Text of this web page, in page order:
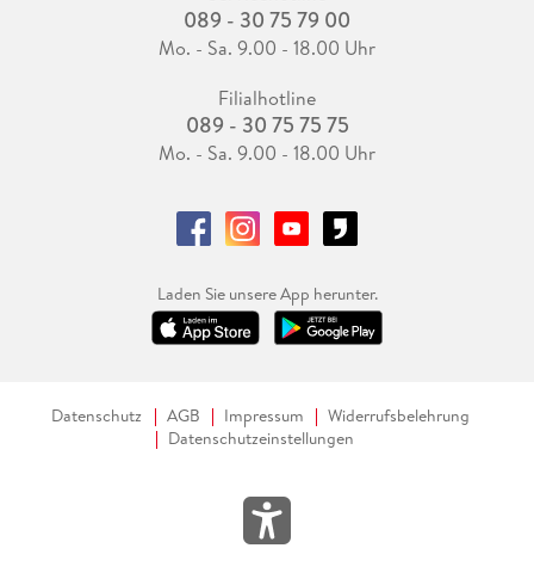
089 - 30 75 79 00
Mo. - Sa. 9.00 - 18.00 Uhr
Filialhotline
089 - 30 75 75 75
Mo. - Sa. 9.00 - 18.00 Uhr
Laden Sie unsere App herunter.
Datenschutz AGB Impressum
Widerrufsbelehrung
Datenschutzeinstellungen